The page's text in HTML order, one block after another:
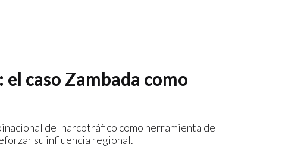
caso Zambada como
del narcotráfico como herramienta de
su influencia regional.